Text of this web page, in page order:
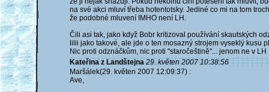
na své akci mluví třeba hotentotsky. Jediné co mi na tom
že podobné mluvení IMHO není LH.
Čili asi tak, jako když Bobr kritizoval používání skautských
lilii jako takové, ale jde o ten mosazný strojem vyseklý kusu
Nic proti odznáčkům, nic proti "staročeštině"... jenom ne v LH
Kateřina z Landštejna 29. květen 2007 10:38:56
Maršálek(29. květen 2007 12:09:37) :
Ave,